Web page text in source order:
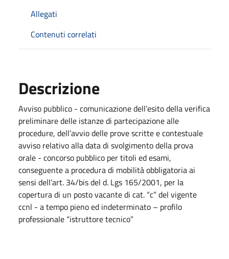
Allegati
Contenuti correlati
Descrizione
Avviso pubblico - comunicazione dell’esito della verifica
preliminare delle istanze di partecipazione alle
procedure, dell’avvio delle prove scritte e contestuale
avviso relativo alla data di svolgimento della prova
orale - concorso pubblico per titoli ed esami,
conseguente a procedura di mobilità obbligatoria ai
sensi dell’art. 34/bis del d. Lgs 165/2001, per la
copertura di un posto vacante di cat. “c” del vigente
ccnl - a tempo pieno ed indeterminato – profilo
professionale “istruttore tecnico”